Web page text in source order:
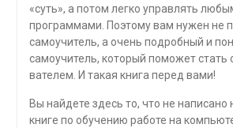
«суть», а потом легко управлять
программа­ми. Поэтому вам нужен не
самоучитель, а очень подробный и
самоучитель, который поможет
вателем. И такая книга перед вами!
Вы найдете здесь то, что не написано
книге по обучению работе на